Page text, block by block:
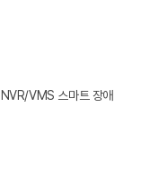
VMS 스마트 장애